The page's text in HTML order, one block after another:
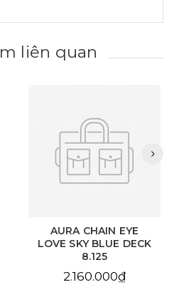
liên quan
AURA CHAIN EYE
LOVE SKY BLUE DECK
8.125
2.160.000₫